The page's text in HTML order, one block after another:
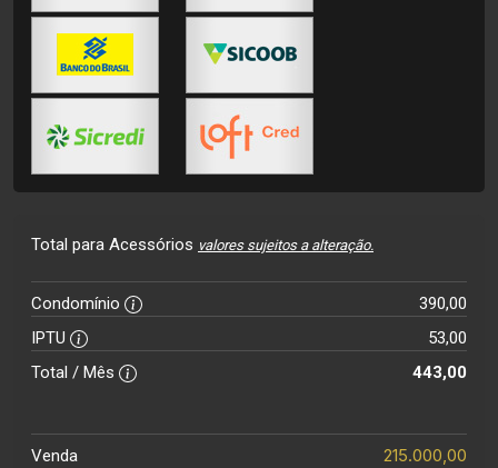
Total para Acessórios valores sujeitos a alteração.
Condomínio
390,00
IPTU
53,00
Total / Mês
443,00
Venda 215.000,00